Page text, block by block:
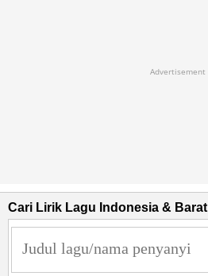
Advertisement
Cari Lirik Lagu Indonesia & Barat